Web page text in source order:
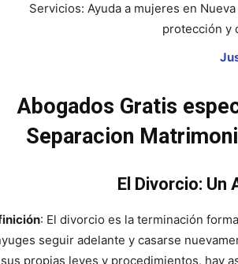
Servicios: Ayuda a mujeres en
protección y
Abogados Gratis
Separacion
El Divorcio: Un
: El divorcio es la terminación
seguir adelante y casarse
propias leyes y procedimientos, hay